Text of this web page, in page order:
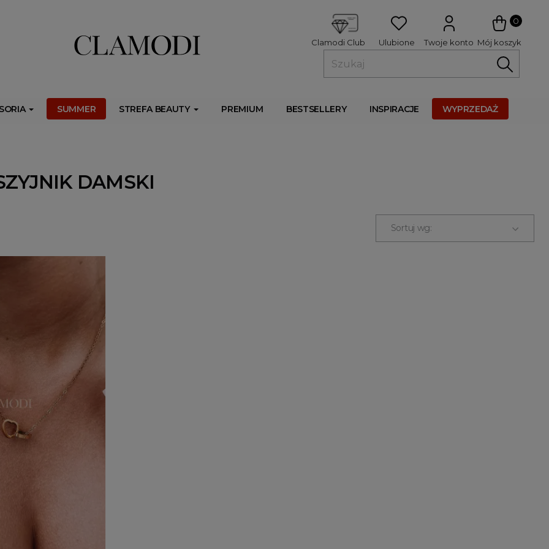
0
Mój koszyk
Twoje konto
Ulubione
Clamodi Club
SUMMER STREFA BEAUTY PREMIUM BESTSELLERY INSPIRACJE WYPRZEDAŻ
DAMSKI
Sortuj wg: